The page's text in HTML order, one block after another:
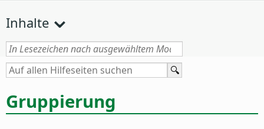
Inhalte
Gruppierung